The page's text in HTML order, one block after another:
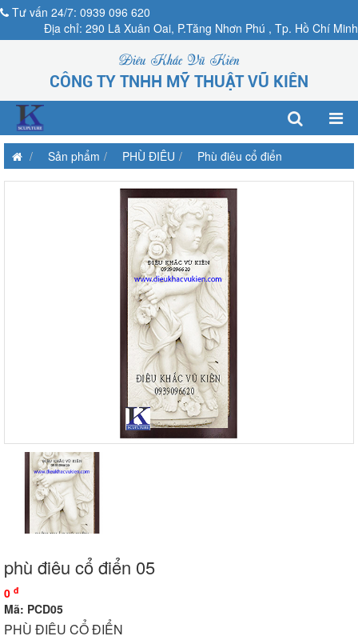
Tư vấn 24/7: 0939 096 620
Địa chỉ: 290 Lã Xuân Oai, P.Tăng Nhơn Phú , Tp. Hồ Chí Minh
Điêu Khắc Vũ Kiên
CÔNG TY TNHH MỸ THUẬT VŨ KIÊN
Sản phẩm PHÙ ĐIÊU Phù điêu cổ điển
phù điêu cổ điển 05
0 đ
Mã: PCD05
PHÙ ĐIÊU CỔ ĐIỂN